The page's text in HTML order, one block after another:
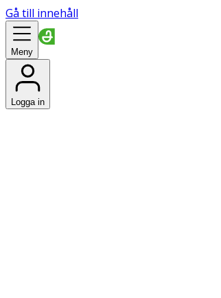
Gå till innehåll
Meny
Logga in